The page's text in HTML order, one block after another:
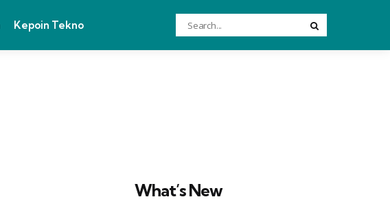
Kepoin Tekno
Search
for:
What’s New